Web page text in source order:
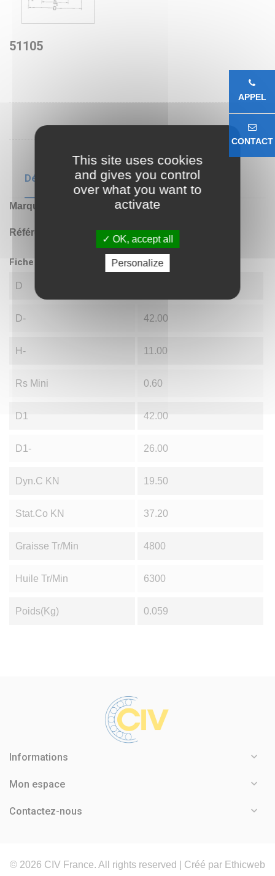
51105
Détails du produit
Marque
Référence
Fiche technique
D
D- 42.00
H- 11.00
Rs Mini 0.60
D1 42.00
D1- 26.00
Dyn.C KN 19.50
Stat.Co KN 37.20
Graisse Tr/min 4800
Huile Tr/min 6300
Poids(Kg) 0.059
Informations 
Mon espace 
Contactez-nous 
© 2026 CIV France. All rights reserved | Créé par Ethicweb
APPEL
CONTACT
This site uses cookies
and gives you control
over what you want to
activate
OK, accept all
Personalize